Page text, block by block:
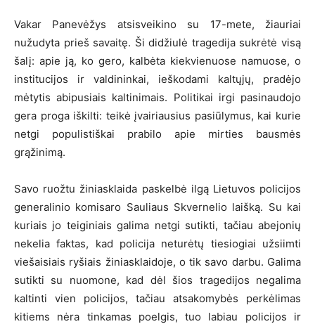
Vakar Panevėžys atsisveikino su 17-mete, žiauriai
nužudyta prieš savaitę. Ši didžiulė tragedija sukrėtė visą
šalį: apie ją, ko gero, kalbėta kiekvienuose namuose, o
institucijos ir valdininkai, ieškodami kaltųjų, pradėjo
mėtytis abipusiais kaltinimais. Politikai irgi pasinaudojo
gera proga iškilti: teikė įvairiausius pasiūlymus, kai kurie
netgi populistiškai prabilo apie mirties bausmės
grąžinimą.
Savo ruožtu žiniasklaida paskelbė ilgą Lietuvos policijos
generalinio komisaro Sauliaus Skvernelio laišką. Su kai
kuriais jo teiginiais galima netgi sutikti, tačiau abejonių
nekelia faktas, kad policija neturėtų tiesiogiai užsiimti
viešaisiais ryšiais žiniasklaidoje, o tik savo darbu. Galima
sutikti su nuomone, kad dėl šios tragedijos negalima
kaltinti vien policijos, tačiau atsakomybės perkėlimas
kitiems nėra tinkamas poelgis, tuo labiau policijos ir